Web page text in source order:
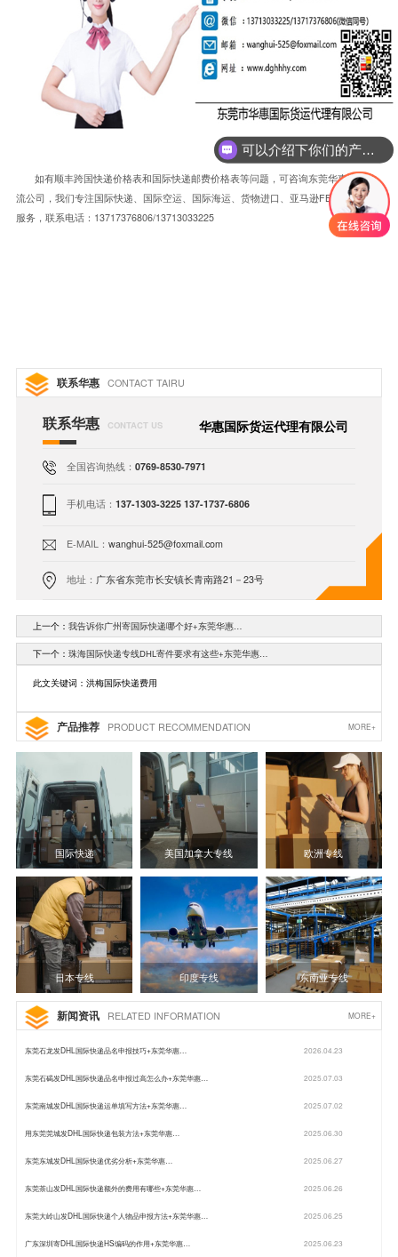
如有顺丰跨国快递价格表和国际快递邮费价格表等问题，可咨询东莞华惠国际物
流公司，我们专注国际快递、国际空运、国际海运、货物进口、亚马逊FBA
物流入仓
服务，联系电话： 13717376806/13713033225
联系华惠 CONTACT TAIRU
联系华惠 CONTACT US 华惠国际货运代理有限公司
全国咨询热线：0769-8530-7971
手机电话：137-1303-3225 137-1737-6806
E-MAIL：wanghui-525@foxmail.com
地址： 广东省东莞市长安镇长青南路21－23号
上一个： 我告诉你广州寄国际快递哪个好+东莞华惠…
下一个： 珠海国际快递专线DHL寄件要求有这些+东莞华惠…
此文关键词：洪梅国际快递费用
产品推荐 PRODUCT RECOMMENDATION MORE+
国际快递 美国加拿大专线 欧洲专线
日本专线 印度专线 东南亚专线
新闻资讯 RELATED INFORMATION MORE+
东莞石龙发DHL国际快递品名申报技巧+东莞华惠… 2026.04.23
东莞石碣发DHL国际快递品名申报过高怎么办+东莞华惠… 2025.07.03
东莞南城发DHL国际快递运单填写方法+东莞华惠… 2025.07.02
用东莞莞城发DHL国际快递包装方法+东莞华惠… 2025.06.30
东莞东城发DHL国际快递优劣分析+东莞华惠… 2025.06.27
东莞茶山发DHL国际快递额外的费用有哪些+东莞华惠… 2025.06.26
东莞大岭山发DHL国际快递个人物品申报方法+东莞华惠… 2025.06.25
广东深圳寄DHL国际快递HS编码的作用+东莞华惠… 2025.06.23
可以介绍下你们的产品么